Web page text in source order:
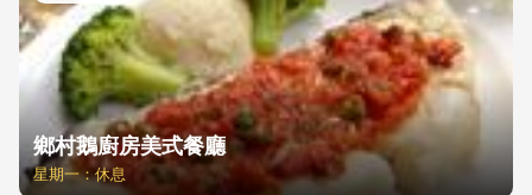
鄉村鵝廚房美式餐廳
星期一：休息